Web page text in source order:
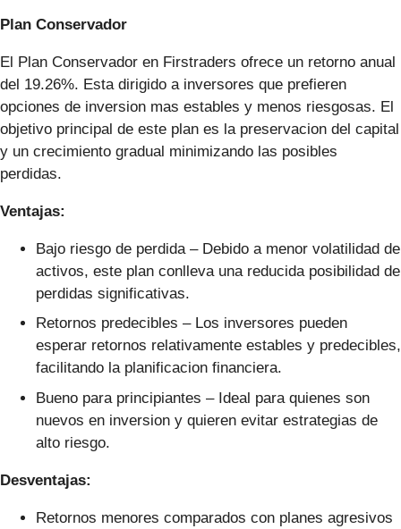
Plan Conservador
El Plan Conservador en Firstraders ofrece un retorno anual
del 19.26%. Esta dirigido a inversores que prefieren
opciones de inversion mas estables y menos riesgosas. El
objetivo principal de este plan es la preservacion del capital
y un crecimiento gradual minimizando las posibles
perdidas.
Ventajas:
Bajo riesgo de perdida – Debido a menor volatilidad de
activos, este plan conlleva una reducida posibilidad de
perdidas significativas.
Retornos predecibles – Los inversores pueden
esperar retornos relativamente estables y predecibles,
facilitando la planificacion financiera.
Bueno para principiantes – Ideal para quienes son
nuevos en inversion y quieren evitar estrategias de
alto riesgo.
Desventajas:
Retornos menores comparados con planes agresivos